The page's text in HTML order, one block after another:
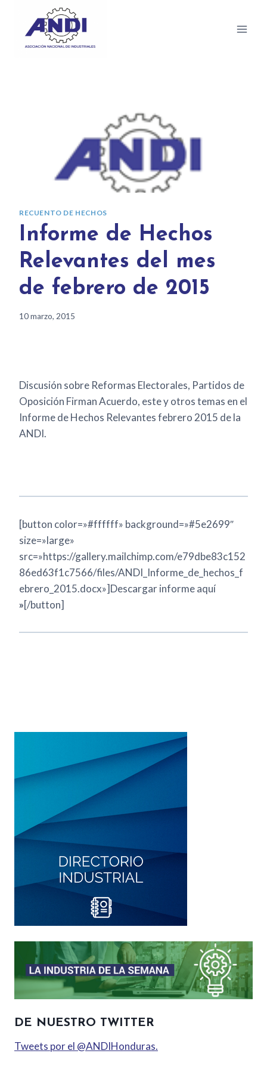
RECUENTO DE HECHOS
Informe de Hechos
Relevantes del mes
de febrero de 2015
10 marzo, 2015
Discusión sobre Reformas Electorales, Partidos de
Oposición Firman Acuerdo, este y otros temas en el
Informe de Hechos Relevantes febrero 2015 de la
ANDI.
[button color=»#ffffff» background=»#5e2699″
size=»large»
src=»https://gallery.mailchimp.com/e79dbe83c152
86ed63f1c7566/files/ANDI_Informe_de_hechos_f
ebrero_2015.docx»]Descargar informe aquí
»[/button]
DE NUESTRO TWITTER
Tweets por el @ANDIHonduras.